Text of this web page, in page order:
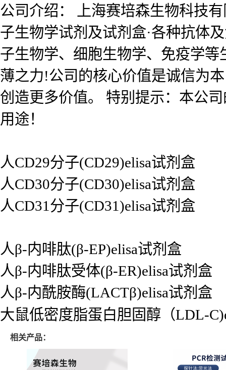
公司介绍： 上海赛培森生物科技有
子生物学试剂及试剂盒·各种抗体
子生物学、细胞生物学、免疫学
薄之力!公司的核心价值是诚信为
创造更多价值。 特别提示：本公
用途！
人CD29分子(CD29)elisa试剂盒
人CD30分子(CD30)elisa试剂盒
人CD31分子(CD31)elisa试剂盒
人β-内啡肽(β-EP)elisa试剂盒
人β-内啡肽受体(β-ER)elisa试剂盒
人β-内酰胺酶(LACTβ)elisa试剂盒
大鼠低密度脂蛋白胆固醇（LDL-
相关产品：